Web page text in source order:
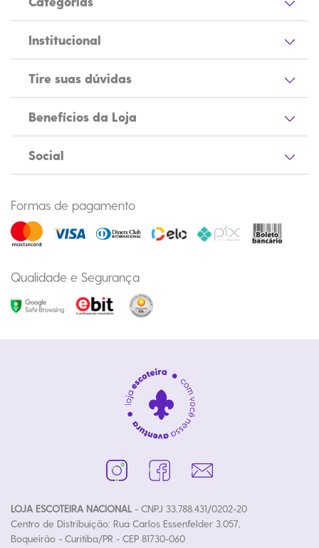
Institucional
Tire suas dúvidas
Benefícios da Loja
Social
Formas de pagamento
Qualidade e Segurança
LOJA ESCOTEIRA NACIONAL- CNPJ 33.788.431/0202-20
Centro de Distribuição: Rua Carlos Essenfelder 3.057,
Boqueirão - Curitiba/PR - CEP 81730-060